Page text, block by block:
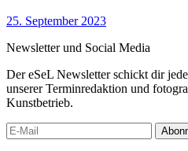
25. September 2023
Newsletter und Social Media
Der eSeL Newsletter schickt dir
unserer Terminredaktion und
Kunstbetrieb.